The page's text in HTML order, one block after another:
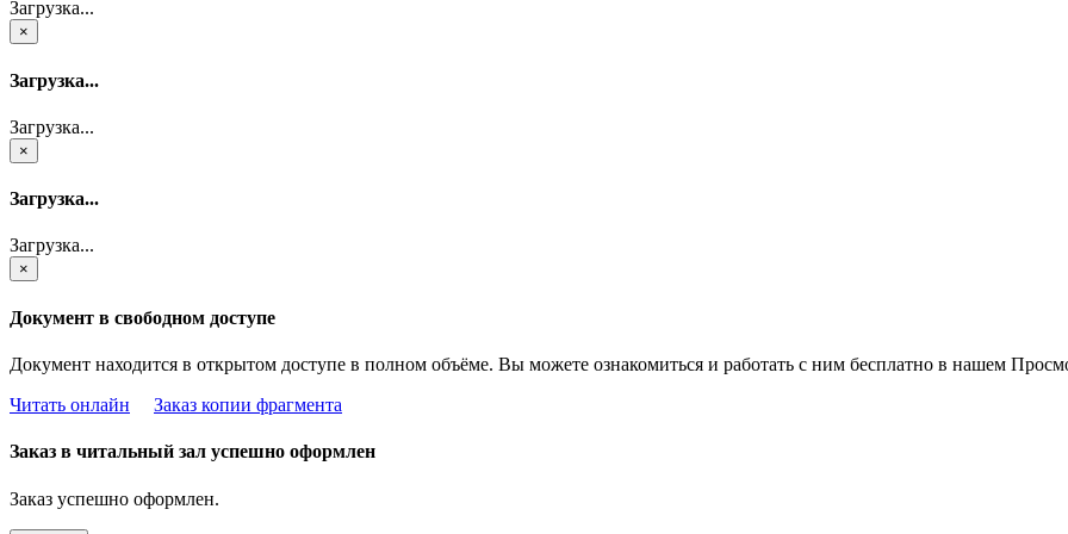
Загрузка...
×
Загрузка...
Загрузка...
×
Загрузка...
Загрузка...
×
Документ в свободном доступе
Документ находится в открытом доступе в полном объёме. Вы можете ознакомиться и работать с ним бесплатно в нашем
Читать онлайн
Заказ копии фрагмента
Заказ в читальный зал успешно оформлен
Заказ успешно оформлен.